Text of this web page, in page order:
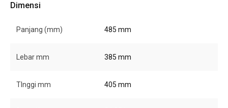
Dimensi
Panjang (mm) 485 mm
Lebar mm 385 mm
TInggi mm 405 mm